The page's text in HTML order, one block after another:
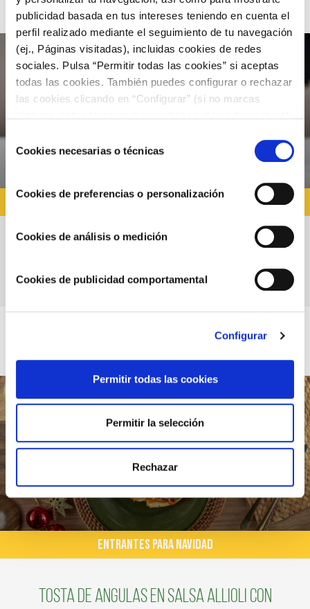
publicidad basada en tus intereses teniendo en cuenta el
perfil realizado mediante el seguimiento de tu navegación
(ej., Páginas visitadas), incluidas cookies de redes
sociales. Pulsa “Permitir todas las cookies” si aceptas
todas las cookies. También puedes configurar o rechazar
las cookies clicando en “Configurar” (si no marcas
COOKIES.
Selección
deCookies necesarias o técnicas
Cookies de preferencias o personalización
Cookies de análisis o medición
Cookies de publicidad comportamental
Configurar
Permitir todas las cookies
Permitir la selección
Rechazar
RECETAS CON PESCADO
Bocadillo de Bacalao con Pisto y Allioli de
Lima
ENTRANTES PARA NAVIDAD
Tosta de angulas en salsa allioli con